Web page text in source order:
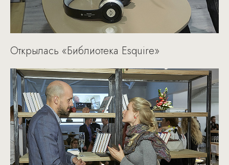
Открылась «Библиотека Esquire»